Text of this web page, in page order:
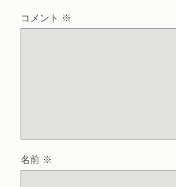
コメント ※
名前 ※